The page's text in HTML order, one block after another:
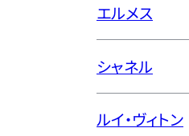
エルメス
シャネル
ルイ・ヴィトン